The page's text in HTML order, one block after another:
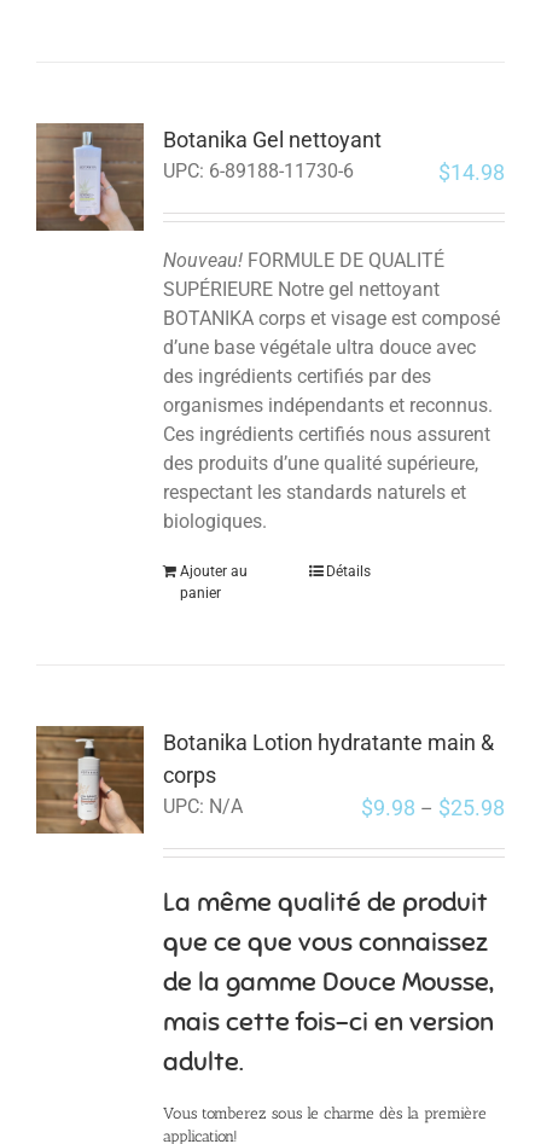
Botanika Gel nettoyant
UPC: 6-89188-11730-6 $14.98
Nouveau!FORMULE DE QUALITÉ
SUPÉRIEURE Notre gel nettoyant
BOTANIKA corps et visage est composé
d’une base végétale ultra douce avec
des ingrédients certifiés par des
organismes indépendants et reconnus.
Ces ingrédients certifiés nous assurent
des produits d’une qualité supérieure,
respectant les standards naturels et
biologiques.
Ajouter au
panier
Détails
Botanika Lotion hydratante main &
corps
UPC: N/A $9.98 – $25.98
La même qualité de produit
que ce que vous connaissez
de la gamme Douce Mousse,
mais cette fois-ci en version
adulte.
Vous tomberez sous le charme dès la première
application!